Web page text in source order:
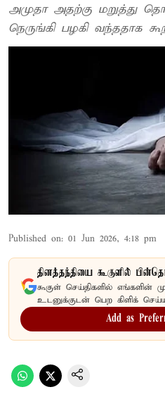
அமுதா அதற்கு மறுத்து
நெருங்கி பழகி வந்ததாக
Published on: 01 Jun 2026, 4:18 pm
தினத்தந்தியை கூகுளில்
கூகுள் செய்திகளில் எங்களின்
உடனுக்குடன் பெற கிளிக்
Add as